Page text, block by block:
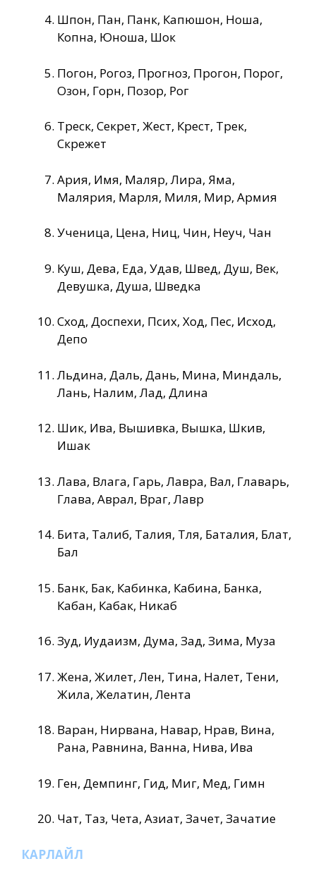
Шпон, Пан, Панк, Капюшон, Ноша,
Копна, Юноша, Шок
Погон, Рогоз, Прогноз, Прогон, Порог,
Озон, Горн, Позор, Рог
Треск, Секрет, Жест, Крест, Трек,
Скрежет
Ария, Имя, Маляр, Лира, Яма,
Малярия, Марля, Миля, Мир, Армия
Ученица, Цена, Ниц, Чин, Неуч, Чан
Куш, Дева, Еда, Удав, Швед, Душ, Век,
Девушка, Душа, Шведка
Сход, Доспехи, Псих, Ход, Пес, Исход,
Депо
Льдина, Даль, Дань, Мина, Миндаль,
Лань, Налим, Лад, Длина
Шик, Ива, Вышивка, Вышка, Шкив,
Ишак
Лава, Влага, Гарь, Лавра, Вал, Главарь,
Глава, Аврал, Враг, Лавр
Бита, Талиб, Талия, Тля, Баталия, Блат,
Бал
Банк, Бак, Кабинка, Кабина, Банка,
Кабан, Кабак, Никаб
Зуд, Иудаизм, Дума, Зад, Зима, Муза
Жена, Жилет, Лен, Тина, Налет, Тени,
Жила, Желатин, Лента
Варан, Нирвана, Навар, Нрав, Вина,
Рана, Равнина, Ванна, Нива, Ива
Ген, Демпинг, Гид, Миг, Мед, Гимн
Чат, Таз, Чета, Азиат, Зачет, Зачатие
КАРЛАЙЛ